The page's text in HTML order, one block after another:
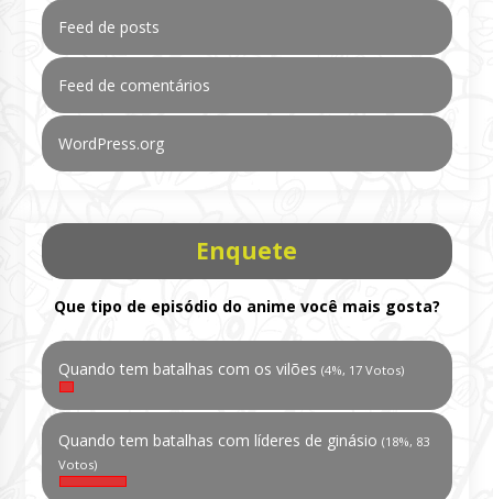
Feed de posts
Feed de comentários
WordPress.org
Enquete
Que tipo de episódio do anime você mais gosta?
Quando tem batalhas com os vilões (4%, 17 Votos)
Quando tem batalhas com líderes de ginásio (18%, 83
Votos)